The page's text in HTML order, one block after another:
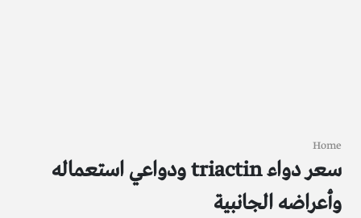
Home
سعر دواء triactin ودواعي استعماله
وأعراضه الجانبية